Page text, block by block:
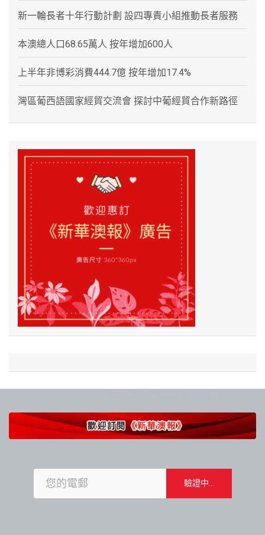
新一輪長者十年行動計劃 設四專責小組推動長者服務
本澳總人口68.65萬人 按年增加600人
上半年非博彩消費444.7億 按年增加17.4%
灣區葡西語國家經貿交流會 探討中葡經貿合作新路徑